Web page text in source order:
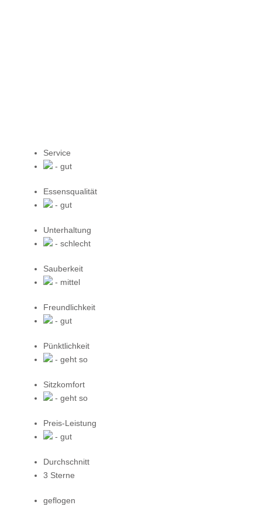
Service
- gut
Essensqualität
- gut
Unterhaltung
- schlecht
Sauberkeit
- mittel
Freundlichkeit
- gut
Pünktlichkeit
- geht so
Sitzkomfort
- geht so
Preis-Leistung
- gut
Durchschnitt
3 Sterne
geflogen